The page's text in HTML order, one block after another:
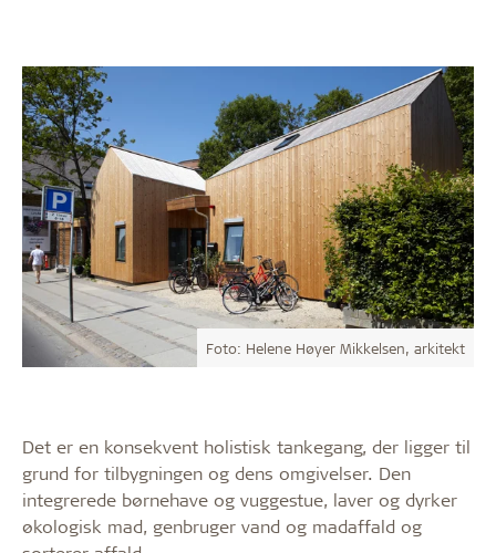
Foto: Helene Høyer Mikkelsen, arkitekt
Det er en konsekvent holistisk tankegang, der ligger til
grund for tilbygningen og dens omgivelser. Den
integrerede børnehave og vuggestue, laver og dyrker
økologisk mad, genbruger vand og madaffald og